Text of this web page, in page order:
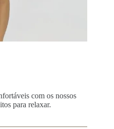
com os nossos
para relaxar.